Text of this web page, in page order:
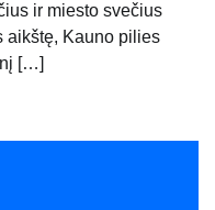
ir miesto svečius
aikštę, Kauno pilies
[…]